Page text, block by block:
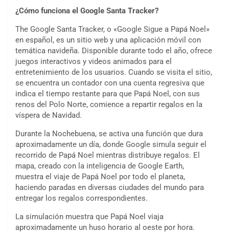
¿Cómo funciona el Google Santa Tracker?
The Google Santa Tracker, o «Google Sigue a Papá Noel»
en español, es un sitio web y una aplicación móvil con
temática navideña. Disponible durante todo el año, ofrece
juegos interactivos y videos animados para el
entretenimiento de los usuarios. Cuando se visita el sitio,
se encuentra un contador con una cuenta regresiva que
indica el tiempo restante para que Papá Noel, con sus
renos del Polo Norte, comience a repartir regalos en la
víspera de Navidad.
Durante la Nochebuena, se activa una función que dura
aproximadamente un día, donde Google simula seguir el
recorrido de Papá Noel mientras distribuye regalos. El
mapa, creado con la inteligencia de Google Earth,
muestra el viaje de Papá Noel por todo el planeta,
haciendo paradas en diversas ciudades del mundo para
entregar los regalos correspondientes.
La simulación muestra que Papá Noel viaja
aproximadamente un huso horario al oeste por hora.